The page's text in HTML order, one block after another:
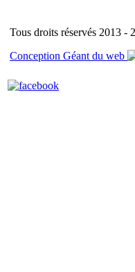
Tous droits réservés 2013 -
Conception Géant du web